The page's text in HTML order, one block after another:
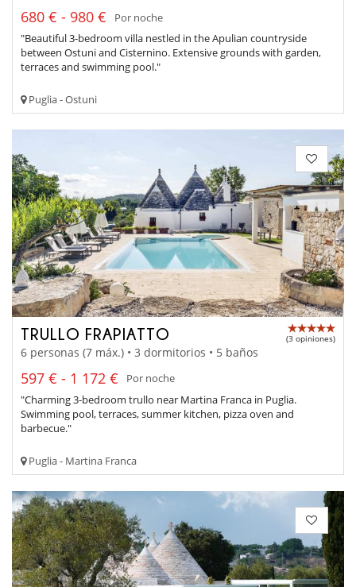
680 € - 980 €
Por noche
"Beautiful 3-bedroom villa nestled in the Apulian countryside
between Ostuni and Cisternino. Extensive grounds with garden,
terraces and swimming pool."
Puglia - Ostuni
TRULLO FRAPIATTO (3 opiniones)
6 personas (7 máx.) • 3 dormitorios • 5 baños
597 € - 1 172 €
Por noche
"Charming 3-bedroom trullo near Martina Franca in Puglia.
Swimming pool, terraces, summer kitchen, pizza oven and
barbecue."
Puglia - Martina Franca